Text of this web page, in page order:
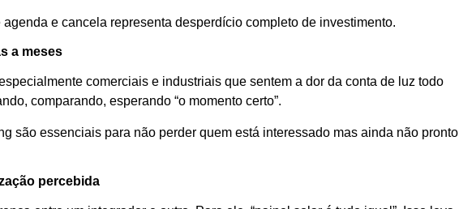
e cancela representa desperdício completo de investimento.
a meses
comerciais e industriais que sentem a dor da conta de luz todo
comparando, esperando “o momento certo”.
são essenciais para não perder quem está interessado mas ainda não pronto
percebida